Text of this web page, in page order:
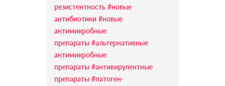
резистентность #новые
антибиотики #новые
антимикробные
препараты #альтернативные
антимикробные
препараты #антивирулентные
препараты #патоген-